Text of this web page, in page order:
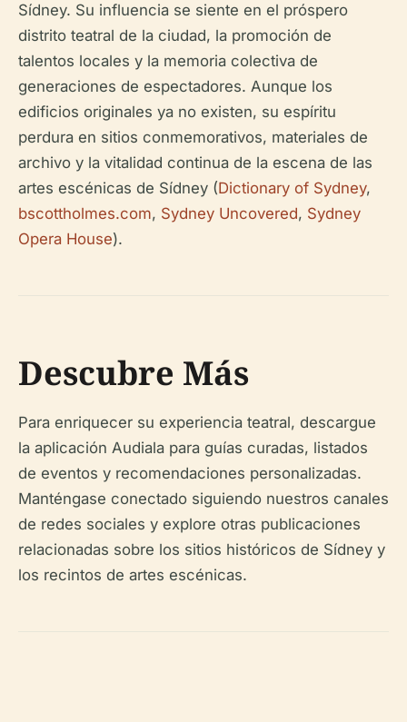
Sídney. Su influencia se siente en el próspero
distrito teatral de la ciudad, la promoción de
talentos locales y la memoria colectiva de
generaciones de espectadores. Aunque los
edificios originales ya no existen, su espíritu
perdura en sitios conmemorativos, materiales de
archivo y la vitalidad continua de la escena de las
artes escénicas de Sídney (Dictionary of Sydney,
bscottholmes.com, Sydney Uncovered, Sydney
Opera House).
Descubre Más
Para enriquecer su experiencia teatral, descargue
la aplicación Audiala para guías curadas, listados
de eventos y recomendaciones personalizadas.
Manténgase conectado siguiendo nuestros canales
de redes sociales y explore otras publicaciones
relacionadas sobre los sitios históricos de Sídney y
los recintos de artes escénicas.